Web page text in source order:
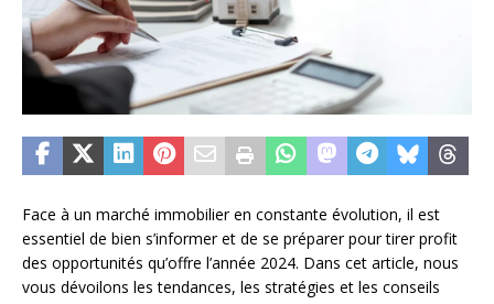
Face à un marché immobilier en constante évolution, il est
essentiel de bien s’informer et de se préparer pour tirer profit
des opportunités qu’offre l’année 2024. Dans cet article, nous
vous dévoilons les tendances, les stratégies et les conseils